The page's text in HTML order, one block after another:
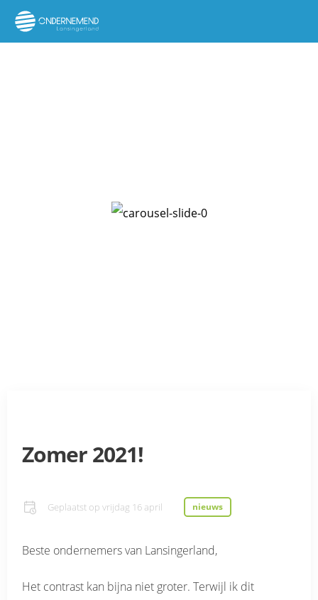
Zomer 2021!
Geplaatst op vrijdag 16 april nieuws
Beste ondernemers van Lansingerland,
Het contrast kan bijna niet groter. Terwijl ik dit